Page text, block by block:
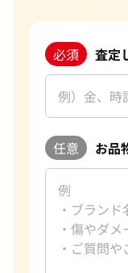
必須 査定
任意 お品